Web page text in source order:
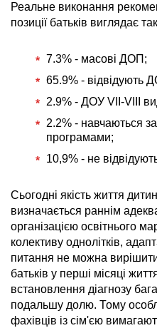
Реальне виконання
позиції батьків виглядає
7.3% - масові ДОП;
65.9% - відвідують
2.9% - ДОУ VІІ-VIІІ
2.2% - навчаються
програмами;
10,9% - не
Сьогодні якість життя
визначається раннім
організацією освітнього
колективу однолітків,
питання не можна вирішити
батьків у перші місяці
встановлення діагнозу
подальшу долю. Тому
фахівців із сім'єю